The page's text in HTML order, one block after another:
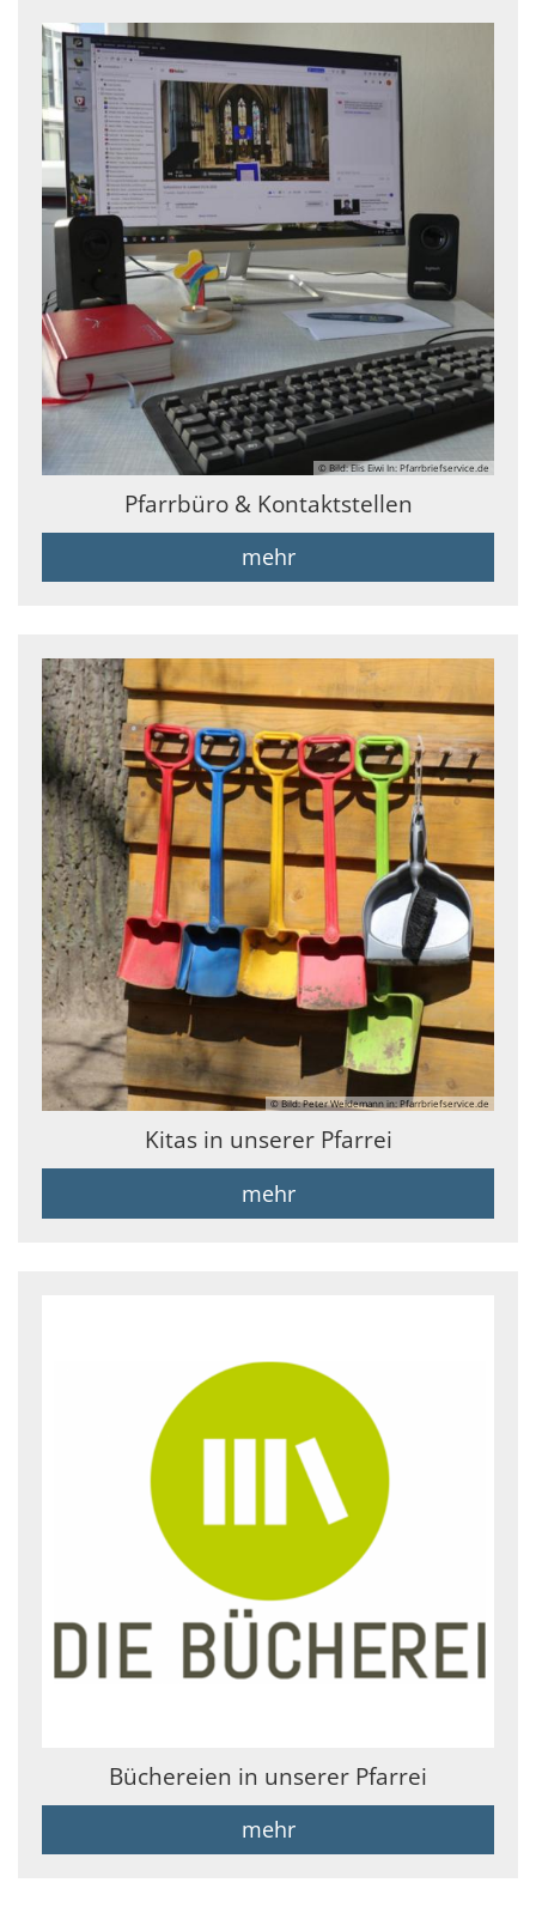
© Bild: Elis Eiwi In: Pfarrbriefservice.de
Pfarrbüro & Kontaktstellen
mehr
© Bild: Peter Weidemann in: Pfarrbriefservice.de
Kitas in unserer Pfarrei
mehr
Büchereien in unserer Pfarrei
mehr